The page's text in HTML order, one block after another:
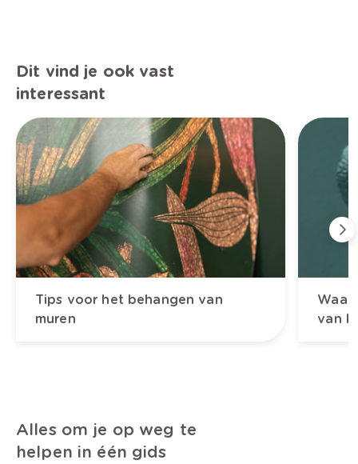
Dit vind je ook vast
interessant
Tips voor het behangen van
muren
van
Alles om je op weg te
helpen in één gids